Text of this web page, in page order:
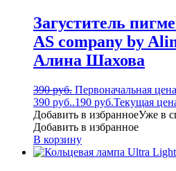
Загуститель
AS company by
Алина Шахова
390руб. Первоначальная
390 руб..190 руб.Текущая
Добавить в избранноеУже в
Добавить в избранное
В корзину